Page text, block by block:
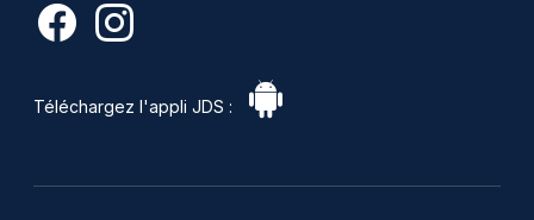
Téléchargez l'appli JDS :